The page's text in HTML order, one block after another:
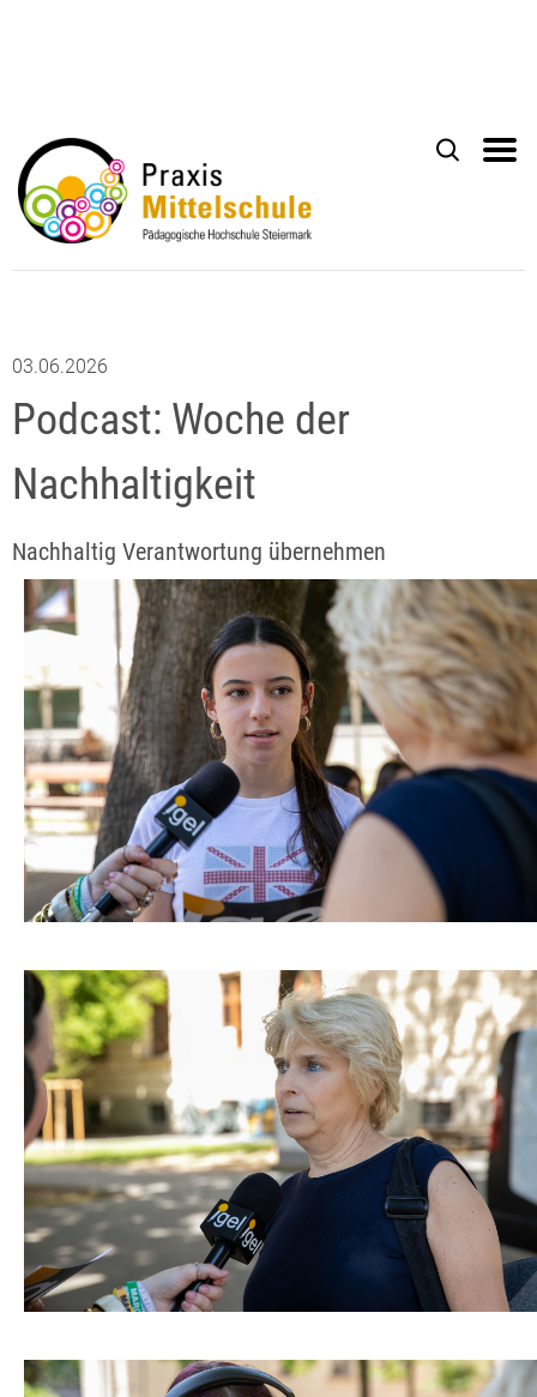
03.06.2026
Podcast: Woche der
Nachhaltigkeit
Nachhaltig Verantwortung übernehmen